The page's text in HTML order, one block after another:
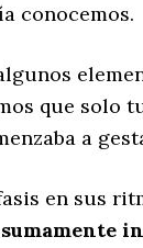
conocemos.
que solo
a
en sus